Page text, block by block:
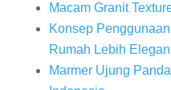
Macam Granit
Konsep
Rumah Lebih Elegan
Marmer Ujung